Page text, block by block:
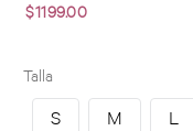
$1199.00
Talla
S M L